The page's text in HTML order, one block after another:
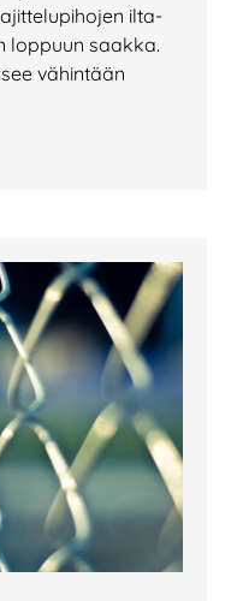
ilta-
loppuun saakka.
vähintään